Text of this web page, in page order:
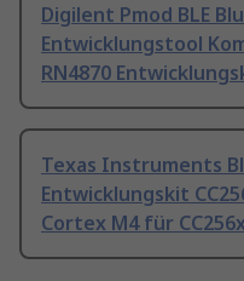
Digilent Pmod BLE
Entwicklungstool
RN4870
Texas Instruments
Entwicklungskit
Cortex M4 für